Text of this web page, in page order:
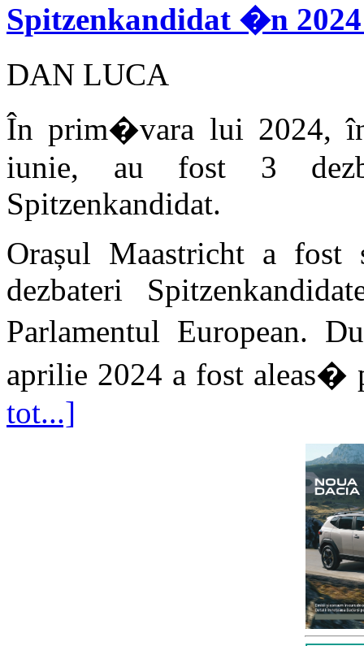
Spitzenkandidat �n
DAN LUCA
În prim�vara lui 2024,
iunie, au fost 3
Spitzenkandidat.
Orașul Maastricht a fost
dezbateri
Parlamentul European.
aprilie 2024 a fost aleas�
tot...]